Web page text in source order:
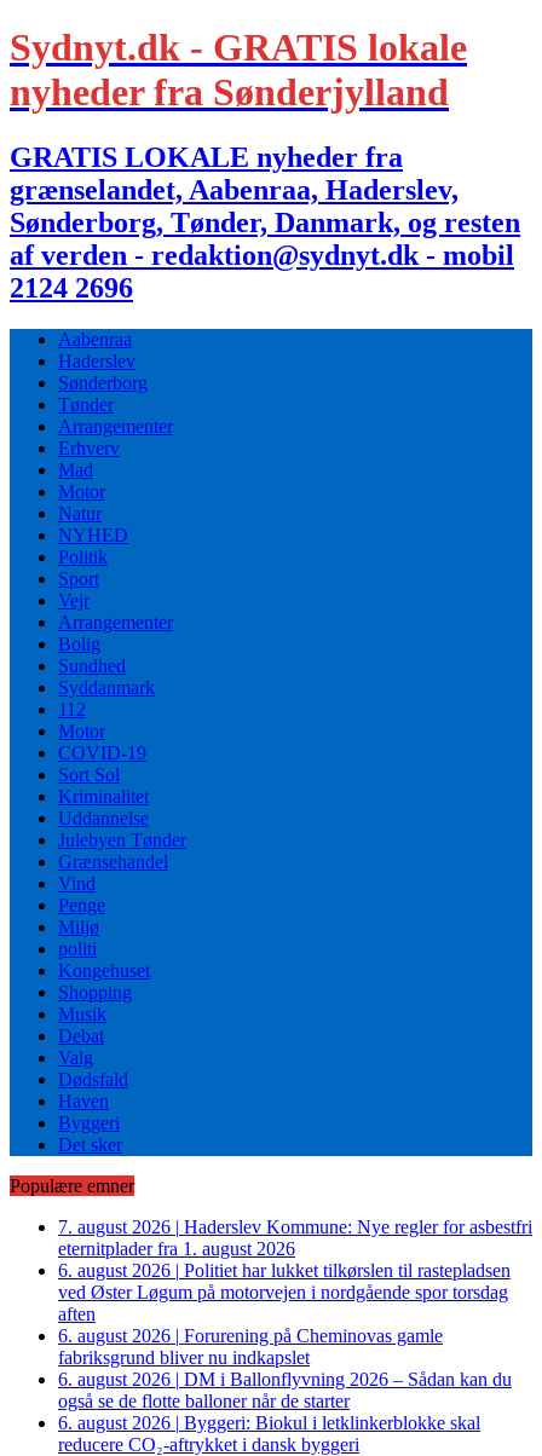
Sydnyt.dk - GRATIS lokale
nyheder fra Sønderjylland
GRATIS LOKALE nyheder fra
grænselandet, Aabenraa, Haderslev,
Sønderborg, Tønder, Danmark, og resten
af verden - redaktion@sydnyt.dk - mobil
2124 2696
Aabenraa
Haderslev
Sønderborg
Tønder
Arrangementer
Erhverv
Mad
Motor
Natur
NYHED
Politik
Sport
Vejr
Arrangementer
Bolig
Sundhed
Syddanmark
112
Motor
COVID-19
Sort Sol
Kriminalitet
Uddannelse
Julebyen Tønder
Grænsehandel
Vind
Penge
Miljø
politi
Kongehuset
Shopping
Musik
Debat
Valg
Dødsfald
Haven
Byggeri
Det sker
Populære emner
7. august 2026 | Haderslev Kommune: Nye regler for asbestfri
eternitplader fra 1. august 2026
6. august 2026 | Politiet har lukket tilkørslen til rastepladsen
ved Øster Løgum på motorvejen i nordgående spor torsdag
aften
6. august 2026 | Forurening på Cheminovas gamle
fabriksgrund bliver nu indkapslet
6. august 2026 | DM i Ballonflyvning 2026 – Sådan kan du
også se de flotte balloner når de starter
6. august 2026 | Byggeri: Biokul i letklinkerblokke skal
reducere CO₂-aftrykket i dansk byggeri